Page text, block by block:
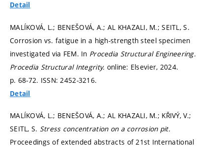
Detail
MALÍKOVÁ, L.; BENEŠOVÁ, A.; AL KHAZALI, M.; SEITL, S.
Corrosion vs. fatigue in a high-strength steel specimen
investigated via FEM. In Procedia Structural Engineering.
Procedia Structural Integrity. online: Elsevier, 2024.
p. 68-72. ISSN: 2452-3216.
Detail
MALÍKOVÁ, L.; BENEŠOVÁ, A.; AL KHAZALI, M.; KŘIVÝ, V.;
SEITL, S. Stress concentration on a corrosion pit.
Proceedings of extended abstracts of 21st International